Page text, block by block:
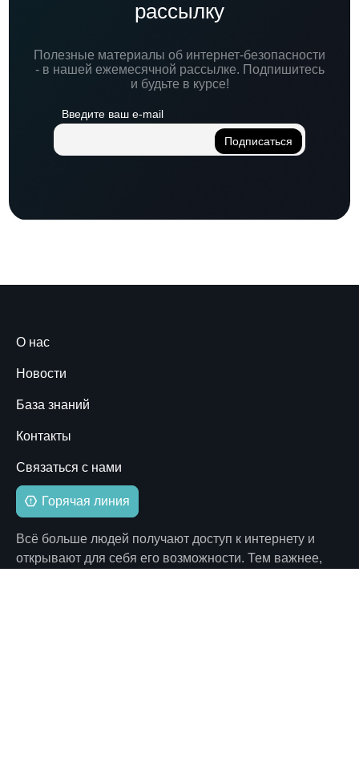
рассылку
Полезные материалы об интернет-безопасности
- в нашей ежемесячной рассылке. Подпишитесь
и будьте в курсе!
Введите ваш e-mail
О нас
Новости
База знаний
Контакты
Связаться с нами
Горячая линия
Всё больше людей получают доступ к интернету и
открывают для себя его возможности. Тем важнее,